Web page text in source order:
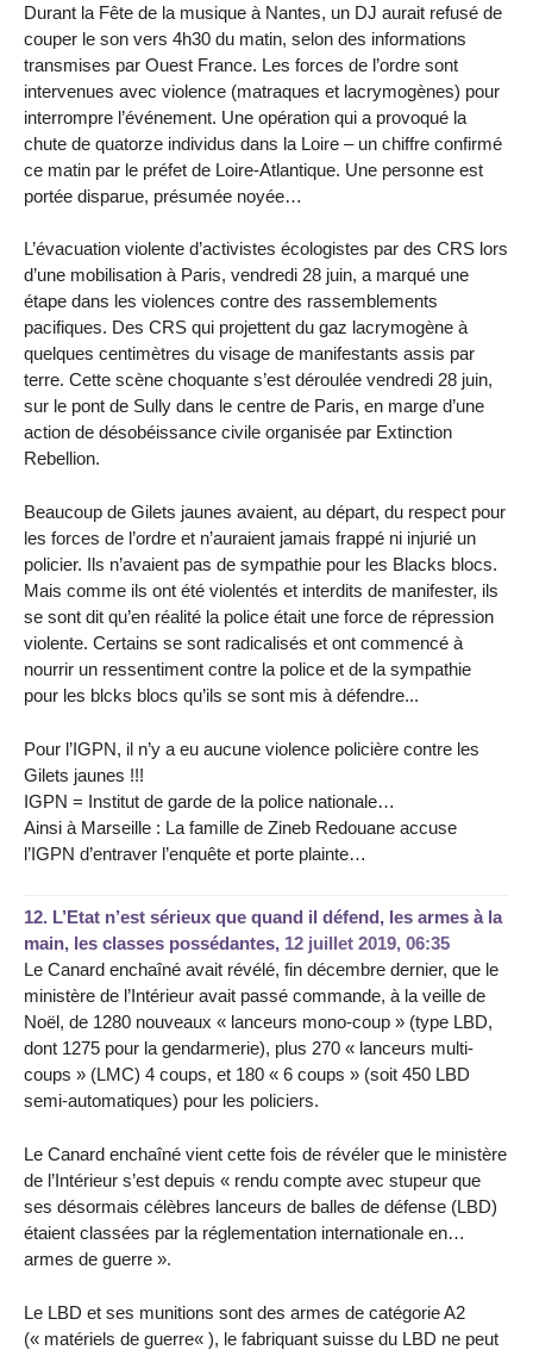
Durant la Fête de la musique à Nantes, un DJ aurait refusé de
couper le son vers 4h30 du matin, selon des informations
transmises par Ouest France. Les forces de l’ordre sont
intervenues avec violence (matraques et lacrymogènes) pour
interrompre l’événement. Une opération qui a provoqué la
chute de quatorze individus dans la Loire – un chiffre confirmé
ce matin par le préfet de Loire-Atlantique. Une personne est
portée disparue, présumée noyée…
L’évacuation violente d’activistes écologistes par des CRS lors
d’une mobilisation à Paris, vendredi 28 juin, a marqué une
étape dans les violences contre des rassemblements
pacifiques. Des CRS qui projettent du gaz lacrymogène à
quelques centimètres du visage de manifestants assis par
terre. Cette scène choquante s’est déroulée vendredi 28 juin,
sur le pont de Sully dans le centre de Paris, en marge d’une
action de désobéissance civile organisée par Extinction
Rebellion.
Beaucoup de Gilets jaunes avaient, au départ, du respect pour
les forces de l’ordre et n’auraient jamais frappé ni injurié un
policier. Ils n’avaient pas de sympathie pour les Blacks blocs.
Mais comme ils ont été violentés et interdits de manifester, ils
se sont dit qu’en réalité la police était une force de répression
violente. Certains se sont radicalisés et ont commencé à
nourrir un ressentiment contre la police et de la sympathie
pour les blcks blocs qu’ils se sont mis à défendre...
Pour l’IGPN, il n’y a eu aucune violence policière contre les
Gilets jaunes !!!
IGPN = Institut de garde de la police nationale…
Ainsi à Marseille : La famille de Zineb Redouane accuse
l’IGPN d’entraver l’enquête et porte plainte…
12. L’Etat n’est sérieux que quand il défend, les armes à la
main, les classes possédantes, 12 juillet 2019, 06:35
Le Canard enchaîné avait révélé, fin décembre dernier, que le
ministère de l’Intérieur avait passé commande, à la veille de
Noël, de 1280 nouveaux « lanceurs mono-coup » (type LBD,
dont 1275 pour la gendarmerie), plus 270 « lanceurs multi-
coups » (LMC) 4 coups, et 180 « 6 coups » (soit 450 LBD
semi-automatiques) pour les policiers.
Le Canard enchaîné vient cette fois de révéler que le ministère
de l’Intérieur s’est depuis « rendu compte avec stupeur que
ses désormais célèbres lanceurs de balles de défense (LBD)
étaient classées par la réglementation internationale en…
armes de guerre ».
Le LBD et ses munitions sont des armes de catégorie A2
(« matériels de guerre« ), le fabriquant suisse du LBD ne peut